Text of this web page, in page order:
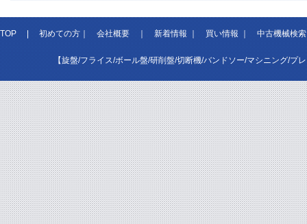
TOP|初めての方｜会社概要｜新着情報｜買い情報｜中古機械検索
【旋盤/フライス/ボール盤/研削盤/切断機/バンドソー/マシニング/プ